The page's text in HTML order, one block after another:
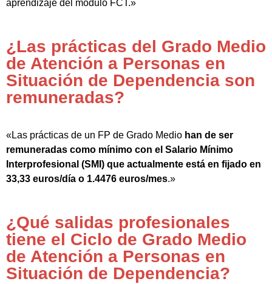
aprendizaje del módulo FCT.»
¿Las prácticas del Grado Medio
de Atención a Personas en
Situación de Dependencia son
remuneradas?
«Las prácticas de un FP de Grado Medio han de ser
remuneradas como mínimo con el Salario Mínimo
Interprofesional (SMI) que actualmente está en fijado en
33,33 euros/día o 1.4476 euros/mes.»
¿Qué salidas profesionales
tiene el Ciclo de Grado Medio
de Atención a Personas en
Situación de Dependencia?